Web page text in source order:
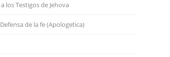
los Testigos de Jehova
de la fe (Apologetica)